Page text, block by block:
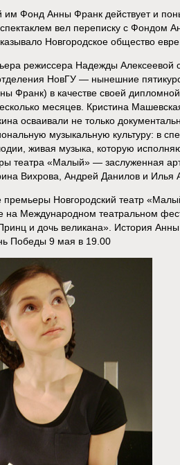
им Фонд Анны Франк действует и
вел переписку с Фондом
Новгородское общество
режиссера Надежды Алексеевой
отделения НовГУ — нынешние
Франк) в качестве своей
месяцев. Кристина
осваивали не только
музыкальную культуру: в
живая музыка, которую
театра «Малый» — заслуженная
Вихрова, Андрей Данилов и Илья
премьеры Новгородский театр
на Международном театральном
и дочь великана». История
Победы 9 мая в 19.00